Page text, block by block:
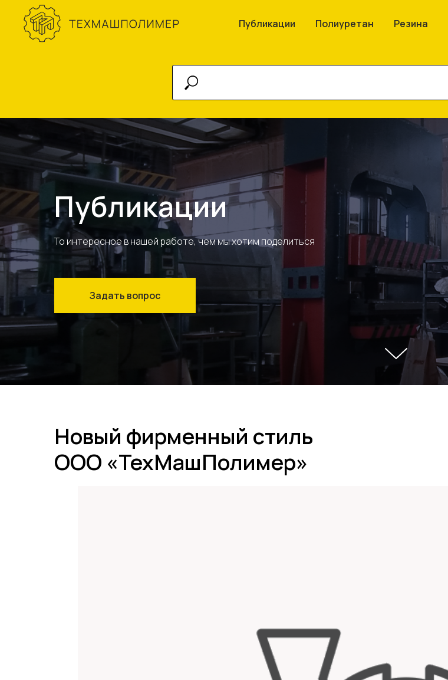
Публикации Полиуретан Резина
Публикации
То интересное в нашей работе, чем мы хотим поделиться
Задать вопрос
Новый фирменный стиль
ООО «ТехМашПолимер»